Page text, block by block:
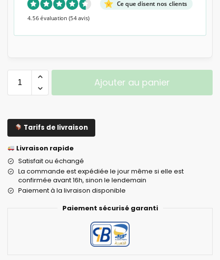
Ce que disent nos clients
4.56 évaluation (54 avis)
Ajouter au panier
Tarifs de livraison
Livraison rapide
Satisfait ou échangé
La commande est expédiée le jour même si elle est
confirmée avant 16h, sinon le lendemain
Paiement à la livraison disponible
Paiement sécurisé garanti